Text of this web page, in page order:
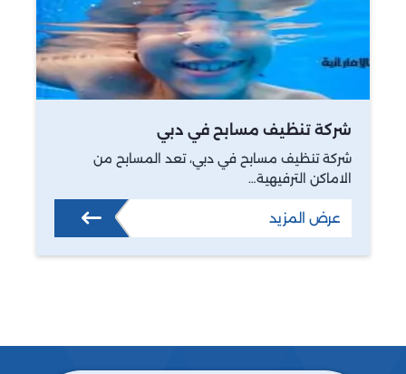
شركة تنظيف مسابح في دبي
شركة تنظيف مسابح في دبي، تعد المسابح من
الاماكن الترفيهية…
عرض المزيد